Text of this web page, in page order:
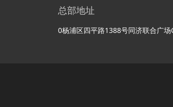
总部地址
0杨浦区四平路1388号同济联合广场